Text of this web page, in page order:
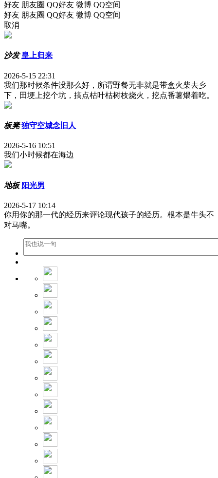
好友 朋友圈 QQ好友 微博 QQ空间
好友 朋友圈 QQ好友 微博 QQ空间
取消
沙发 皇上归来
2026-5-15 22:31
我们那时候条件没那么好，所谓野餐无非就是带盒火柴去乡
下，田埂上挖个坑，搞点枯叶枯树枝烧火，挖点番薯煨着吃。
板凳 独守空城念旧人
2026-5-16 10:51
我们小时候都在海边
地板 阳光男
2026-5-17 10:14
你用你的那一代的经历来评论现代孩子的经历。根本是牛头不
对马嘴。